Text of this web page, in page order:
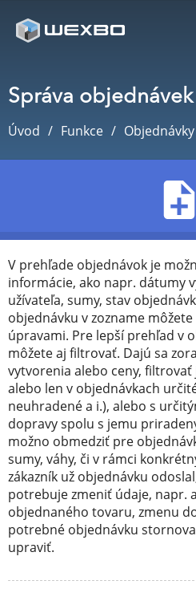
Správa objednávek
Úvod Funkce Objednávky
V prehľade objednávok je
informácie, ako napr. dátumy
užívateľa, sumy, stav
objednávku v zozname
úpravami. Pre lepší prehľad v
môžete aj filtrovať. Dajú sa
vytvorenia alebo ceny, filtrovať
alebo len v objednávkach
neuhradené a i.), alebo s
dopravy spolu s jemu
možno obmedziť pre
sumy, váhy, či v rámci
zákazník už objednávku
potrebuje zmeniť údaje, napr.
objednaného tovaru, zmenu
potrebné objednávku
upraviť.